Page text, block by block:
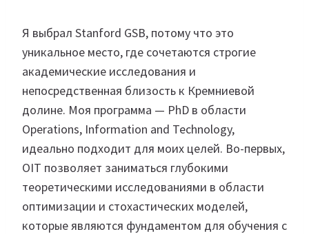
Я выбрал Stanford GSB, потому что это
уникальное место, где сочетаются строгие
академические исследования и
непосредственная близость к Кремниевой
долине. Моя программа — PhD в области
Operations, Information and Technology,
идеально подходит для моих целей. Во-первых,
OIT позволяет заниматься глубокими
теоретическими исследованиями в области
оптимизации и стохастических моделей,
которые являются фундаментом для обучения с